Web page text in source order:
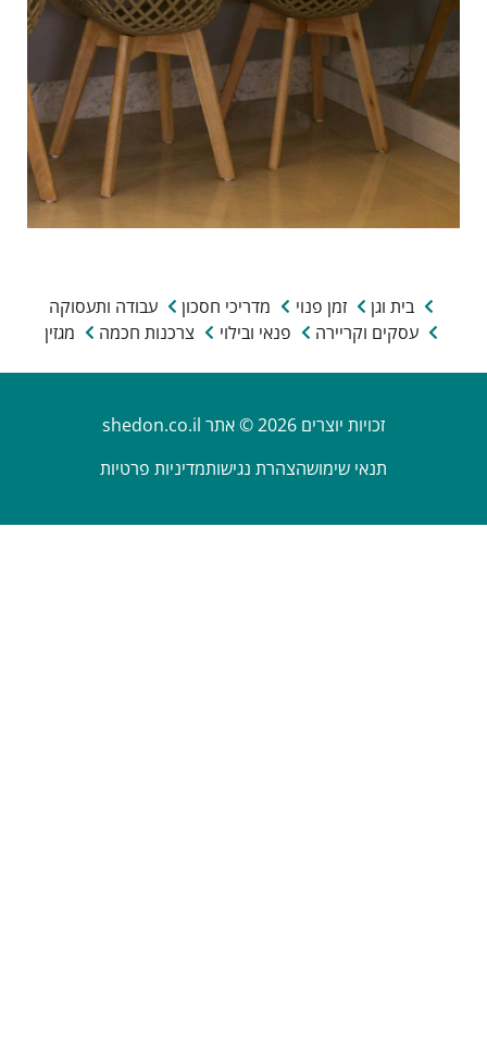
בית וגן זמן פנוי מדריכי חסכון
עבודה ותעסוקה
עסקים וקריירה
פנאי ובילוי צרכנות חכמה מגזין
זכויות יוצרים 2026 © אתר shedon.co.il
תנאי שימושהצהרת נגישותמדיניות פרטיות